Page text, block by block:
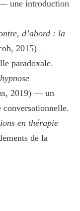
une introduction
d’abord : la
2015) —
paradoxale.
2019) — un
conversationnelle.
en thérapie
de la